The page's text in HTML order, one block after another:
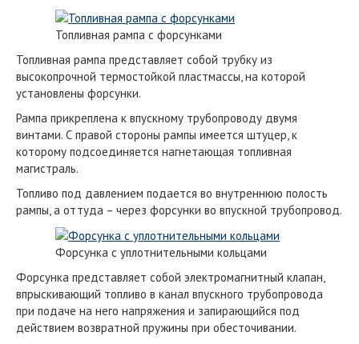
Топливная рампа с форсунками
Топливная рампа представляет собой трубку из
высокопрочной термостойкой пластмассы, на которой
установлены форсунки.
Рампа прикреплена к впускному трубопроводу двумя
винтами. С правой стороны рампы имеется штуцер, к
которому подсоединяется нагнетающая топливная
магистраль.
Топливо под давлением подается во внутреннюю полость
рампы, а оттуда – через форсунки во впускной трубопровод.
Форсунка с уплотнительными кольцами
Форсунка представляет собой электромагнитный клапан,
впрыскивающий топливо в канал впускного трубопровода
при подаче на него напряжения и запирающийся под
действием возвратной пружины при обесточивании.